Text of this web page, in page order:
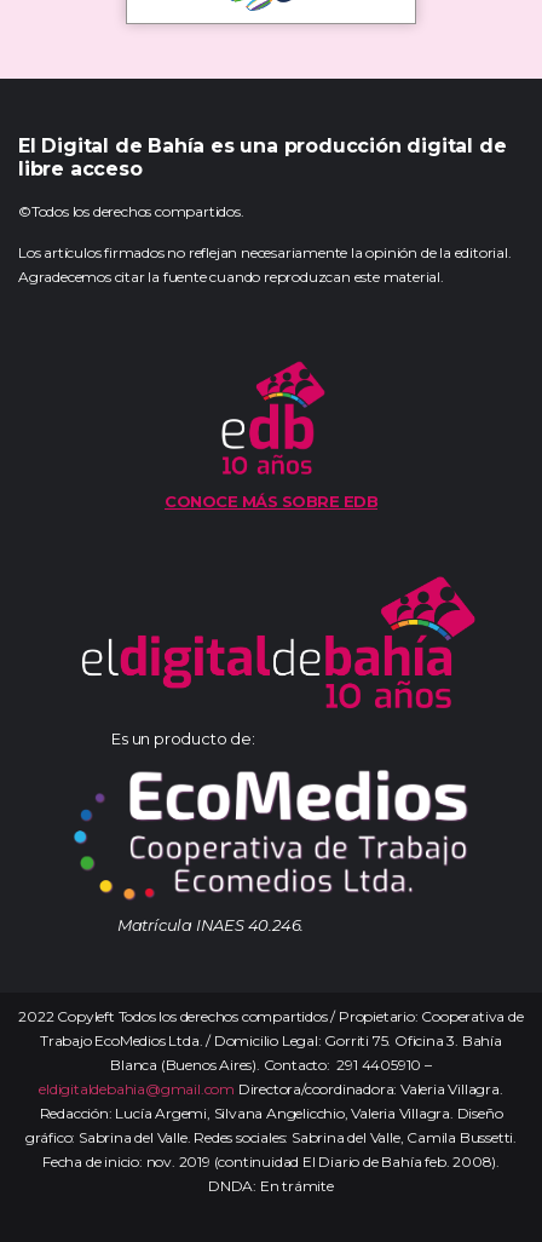
El Digital de Bahía es una producción digital de
libre acceso
©Todos los derechos compartidos.
Los artículos firmados no reflejan necesariamente la opinión de la editorial.
Agradecemos citar la fuente cuando reproduzcan este material.
CONOCE MÁS SOBRE EDB
Es un producto de:
Matrícula INAES 40.246.
2022 Copyleft Todos los derechos compartidos / Propietario: Cooperativa de
Trabajo EcoMedios Ltda. / Domicilio Legal: Gorriti 75. Oficina 3. Bahía
Blanca (Buenos Aires). Contacto: 291 4405910 –
eldigitaldebahia@gmail.com Directora/coordinadora: Valeria Villagra.
Redacción: Lucía Argemi, Silvana Angelicchio, Valeria Villagra. Diseño
gráfico: Sabrina del Valle. Redes sociales: Sabrina del Valle, Camila Bussetti.
Fecha de inicio: nov. 2019 (continuidad El Diario de Bahía feb. 2008).
DNDA: En trámite